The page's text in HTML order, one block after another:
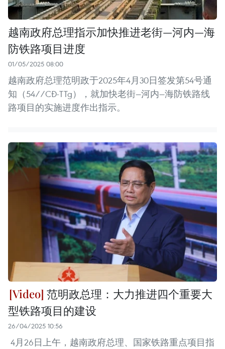
越南政府总理指示加快推进老街—河内—海
防铁路项目进度
01/05/2025 08:00
越南政府总理范明政于2025年4月30日签发第54号通
知（54//CĐ-TTg），就加快老街—河内—海防铁路线
路项目的实施进度作出指示。
范明政总理：大力推进四个重要大
型铁路项目的建设
26/04/2025 10:56
4月26日上午，越南政府总理、国家铁路重点项目指